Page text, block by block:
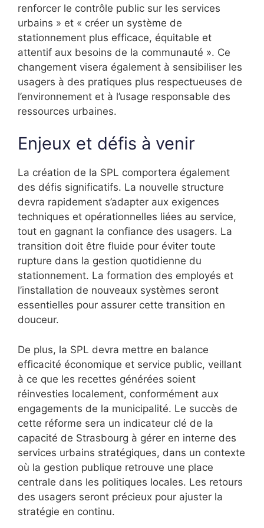
renforcer le contrôle public sur les services
urbains » et « créer un système de
stationnement plus efficace, équitable et
attentif aux besoins de la communauté ». Ce
changement visera également à sensibiliser les
usagers à des pratiques plus respectueuses de
l’environnement et à l’usage responsable des
ressources urbaines.
Enjeux et défis à venir
La création de la SPL comportera également
des défis significatifs. La nouvelle structure
devra rapidement s’adapter aux exigences
techniques et opérationnelles liées au service,
tout en gagnant la confiance des usagers. La
transition doit être fluide pour éviter toute
rupture dans la gestion quotidienne du
stationnement. La formation des employés et
l’installation de nouveaux systèmes seront
essentielles pour assurer cette transition en
douceur.
De plus, la SPL devra mettre en balance
efficacité économique et service public, veillant
à ce que les recettes générées soient
réinvesties localement, conformément aux
engagements de la municipalité. Le succès de
cette réforme sera un indicateur clé de la
capacité de Strasbourg à gérer en interne des
services urbains stratégiques, dans un contexte
où la gestion publique retrouve une place
centrale dans les politiques locales. Les retours
des usagers seront précieux pour ajuster la
stratégie en continu.